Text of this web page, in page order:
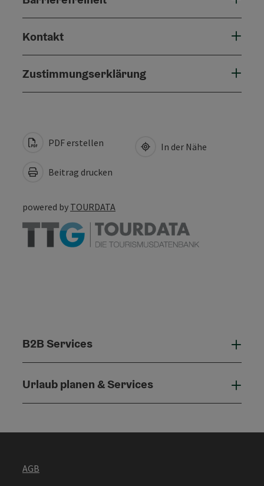
Kontakt
Zustimmungserklärung
PDF erstellen
Beitrag drucken
In der Nähe
powered by TOURDATA
B2B Services
Urlaub planen & Services
AGB